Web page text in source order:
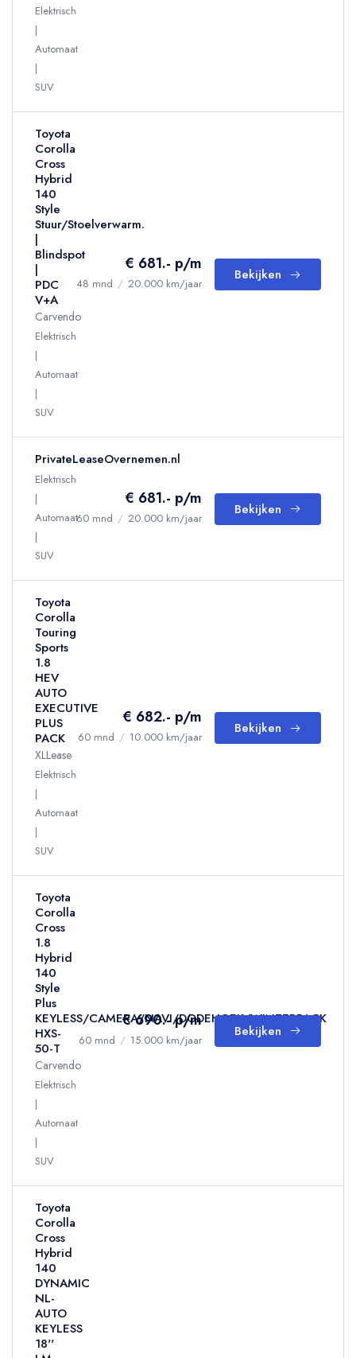
Elektrisch
Automaat
SUV
Toyota
Corolla
Cross
Hybrid
140
Style
Stuur/Stoelverwarm.
|
Blindspot
|
PDC
V+A
Carvendo
Elektrisch
Automaat
SUV
€ 681.- p/m
48 mnd / 20.000 km/jaar
Bekijken
PrivateLeaseOvernemen.nl
Elektrisch
Automaat
SUV
€ 681.- p/m
60 mnd / 20.000 km/jaar
Bekijken
Toyota
Corolla
Touring
Sports
1.8
HEV
AUTO
EXECUTIVE
PLUS
PACK
XLLease
Elektrisch
Automaat
SUV
€ 682.- p/m
60 mnd / 10.000 km/jaar
Bekijken
Toyota
Corolla
Cross
1.8
Hybrid
140
Style
Plus
KEYLESS/CAMERA/NAVI/DODEHOEK/WINTERPACK
HXS-
50-T
Carvendo
Elektrisch
Automaat
SUV
€ 690.- p/m
60 mnd / 15.000 km/jaar
Bekijken
Toyota
Corolla
Cross
Hybrid
140
DYNAMIC
NL-
AUTO
KEYLESS
18''